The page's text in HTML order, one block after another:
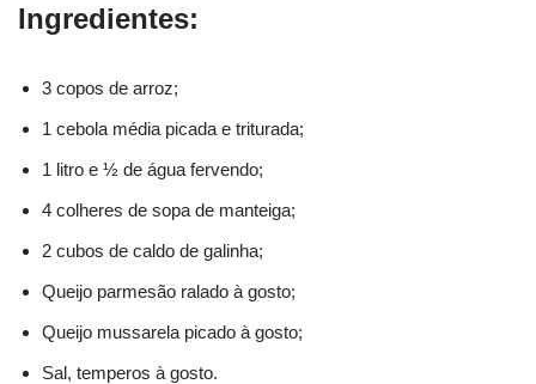
Ingredientes:
3 copos de arroz;
1 cebola média picada e triturada;
1 litro e ½ de água fervendo;
4 colheres de sopa de manteiga;
2 cubos de caldo de galinha;
Queijo parmesão ralado à gosto;
Queijo mussarela picado à gosto;
Sal, temperos à gosto.